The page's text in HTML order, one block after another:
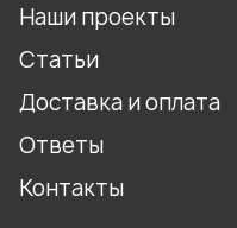
Наши проекты
Статьи
Доставка и оплата
Ответы
Контакты